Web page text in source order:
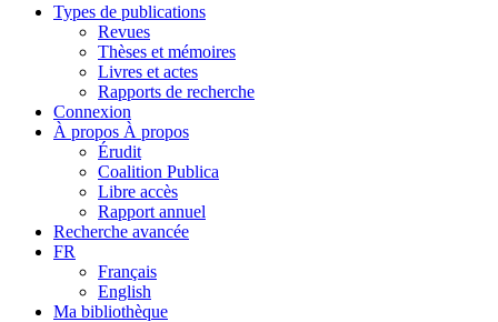
Types de publications
Revues
Thèses et mémoires
Livres et actes
Rapports de recherche
Connexion
À propos À propos
Érudit
Coalition Publica
Libre accès
Rapport annuel
Recherche avancée
FR
Français
English
Ma bibliothèque